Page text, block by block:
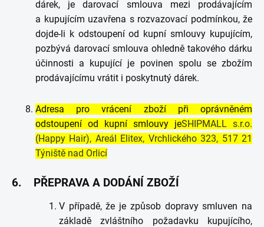
dárek, je darovací smlouva mezi prodávajícím
a kupujícím uzavřena s rozvazovací podmínkou, že
dojde-li k odstoupení od kupní smlouvy kupujícím,
pozbývá darovací smlouva ohledně takového dárku
účinnosti a kupující je povinen spolu se zbožím
prodávajícímu vrátit i poskytnutý dárek.
Adresa pro vrácení zboží při oprávněném
odstoupení od kupní smlouvy jeSHIPMALL s.r.o.
(Happy Hair), Areál Elitex, Vrchlického 323, 517 21
Týniště nad Orlicí
6. PŘEPRAVA A DODÁNÍ ZBOŽÍ
V případě, že je způsob dopravy smluven na
základě zvláštního požadavku kupujícího,